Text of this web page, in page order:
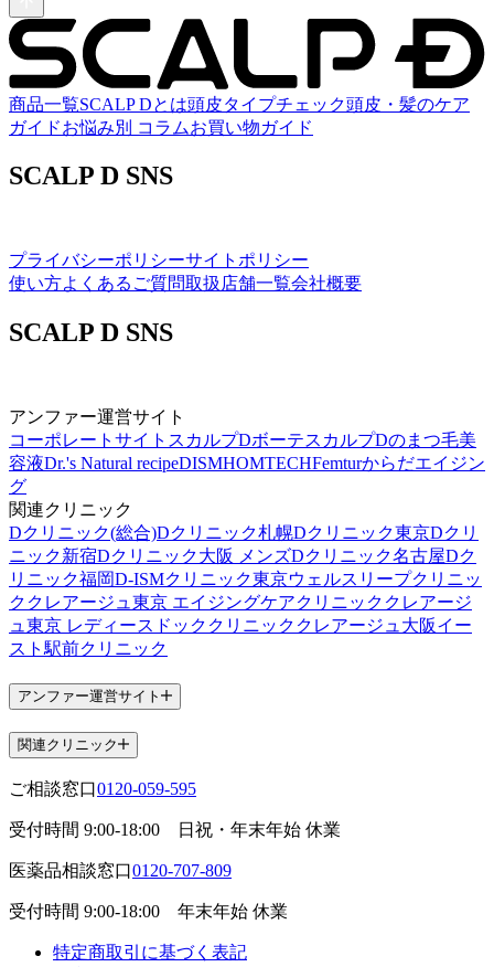
商品一覧SCALP Dとは頭皮タイプチェック頭皮・髪のケア
ガイドお悩み別 コラムお買い物ガイド
SCALP D SNS
プライバシーポリシーサイトポリシー
使い方よくあるご質問取扱店舗一覧会社概要
SCALP D SNS
アンファー運営サイト
コーポレートサイト スカルプDボーテスカルプDのまつ毛美
容液Dr.'s Natural recipeDISMHOMTECHFemturからだエイジン
グ
関連クリニック
Dクリニック(総合)Dクリニック札幌Dクリニック東京Dクリ
ニック新宿Dクリニック大阪 メンズDクリニック名古屋Dク
リニック福岡D-ISMクリニック東京ウェルスリープクリニッ
ク クレアージュ東京 エイジングケアクリニック クレアージ
ュ東京 レディースドッククリニック クレアージュ大阪イー
スト駅前クリニック
アンファー運営サイト
関連クリニック
ご相談窓口0120-059-595
受付時間 9:00-18:00 日祝・年末年始 休業
医薬品相談窓口0120-707-809
受付時間 9:00-18:00 年末年始 休業
特定商取引に基づく表記